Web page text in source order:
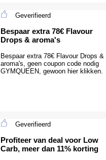
Geverifieerd
Bespaar extra 78€ Flavour
Drops & aroma's
Bespaar extra 78€ Flavour Drops &
aroma's, geen coupon code nodig
GYMQUEEN, gewoon hier klikken.
Geverifieerd
Profiteer van deal voor Low
Carb, meer dan 11% korting